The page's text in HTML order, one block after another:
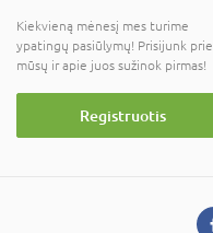
Kiekvieną mėnesį mes turime
ypatingų pasiūlymų! Prisijunk prie
mūsų ir apie juos sužinok pirmas!
Registruotis